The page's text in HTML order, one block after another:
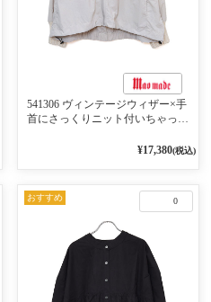
541306 ヴィンテージウィザー×手
首にさっくりニット付いちゃった
¥17,380(税込)
0
おすすめ